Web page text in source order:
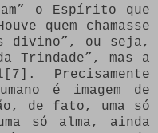
o Espírito que
quem chamasse
divino”, ou seja,
Trindade”, mas a
Precisamente
é imagem de
de fato, uma só
só alma, ainda